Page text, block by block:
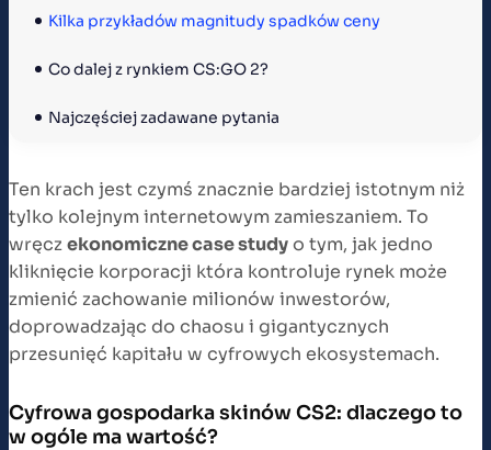
Kilka przykładów magnitudy spadków ceny
Co dalej z rynkiem CS:GO 2?
Najczęściej zadawane pytania
Ten krach jest czymś znacznie bardziej istotnym niż
tylko kolejnym internetowym zamieszaniem. To
wręczekonomiczne case studyo tym, jak jedno
kliknięcie korporacji która kontroluje rynek może
zmienić zachowanie milionów inwestorów,
doprowadzając do chaosu i gigantycznych
przesunięć kapitału w cyfrowych ekosystemach.
Cyfrowa gospodarka skinów CS2: dlaczego to
w ogóle ma wartość?